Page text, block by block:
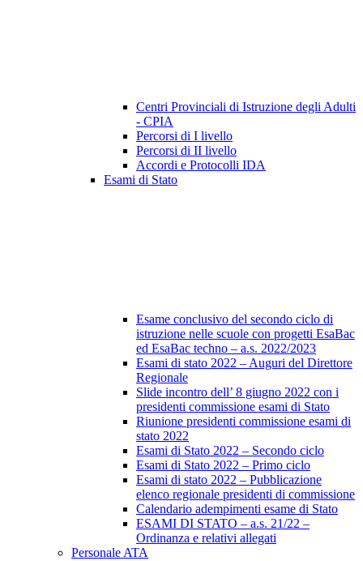
Centri Provinciali di Istruzione degli Adulti
- CPIA
Percorsi di I livello
Percorsi di II livello
Accordi e Protocolli IDA
Esami di Stato
Esame conclusivo del secondo ciclo di
istruzione nelle scuole con progetti EsaBac
ed EsaBac techno – a.s. 2022/2023
Esami di stato 2022 – Auguri del Direttore
Regionale
Slide incontro dell’ 8 giugno 2022 con i
presidenti commissione esami di Stato
Riunione presidenti commissione esami di
stato 2022
Esami di Stato 2022 – Secondo ciclo
Esami di Stato 2022 – Primo ciclo
Esami di stato 2022 – Pubblicazione
elenco regionale presidenti di commissione
Calendario adempimenti esame di Stato
ESAMI DI STATO – a.s. 21/22 –
Ordinanza e relativi allegati
Personale ATA